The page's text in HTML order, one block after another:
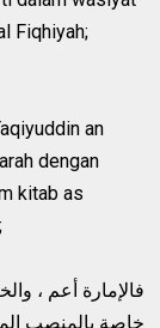
Fiqhiyah;
an
dengan
kitab as
فالإمارة أعم ،
خاصة بالمنصب